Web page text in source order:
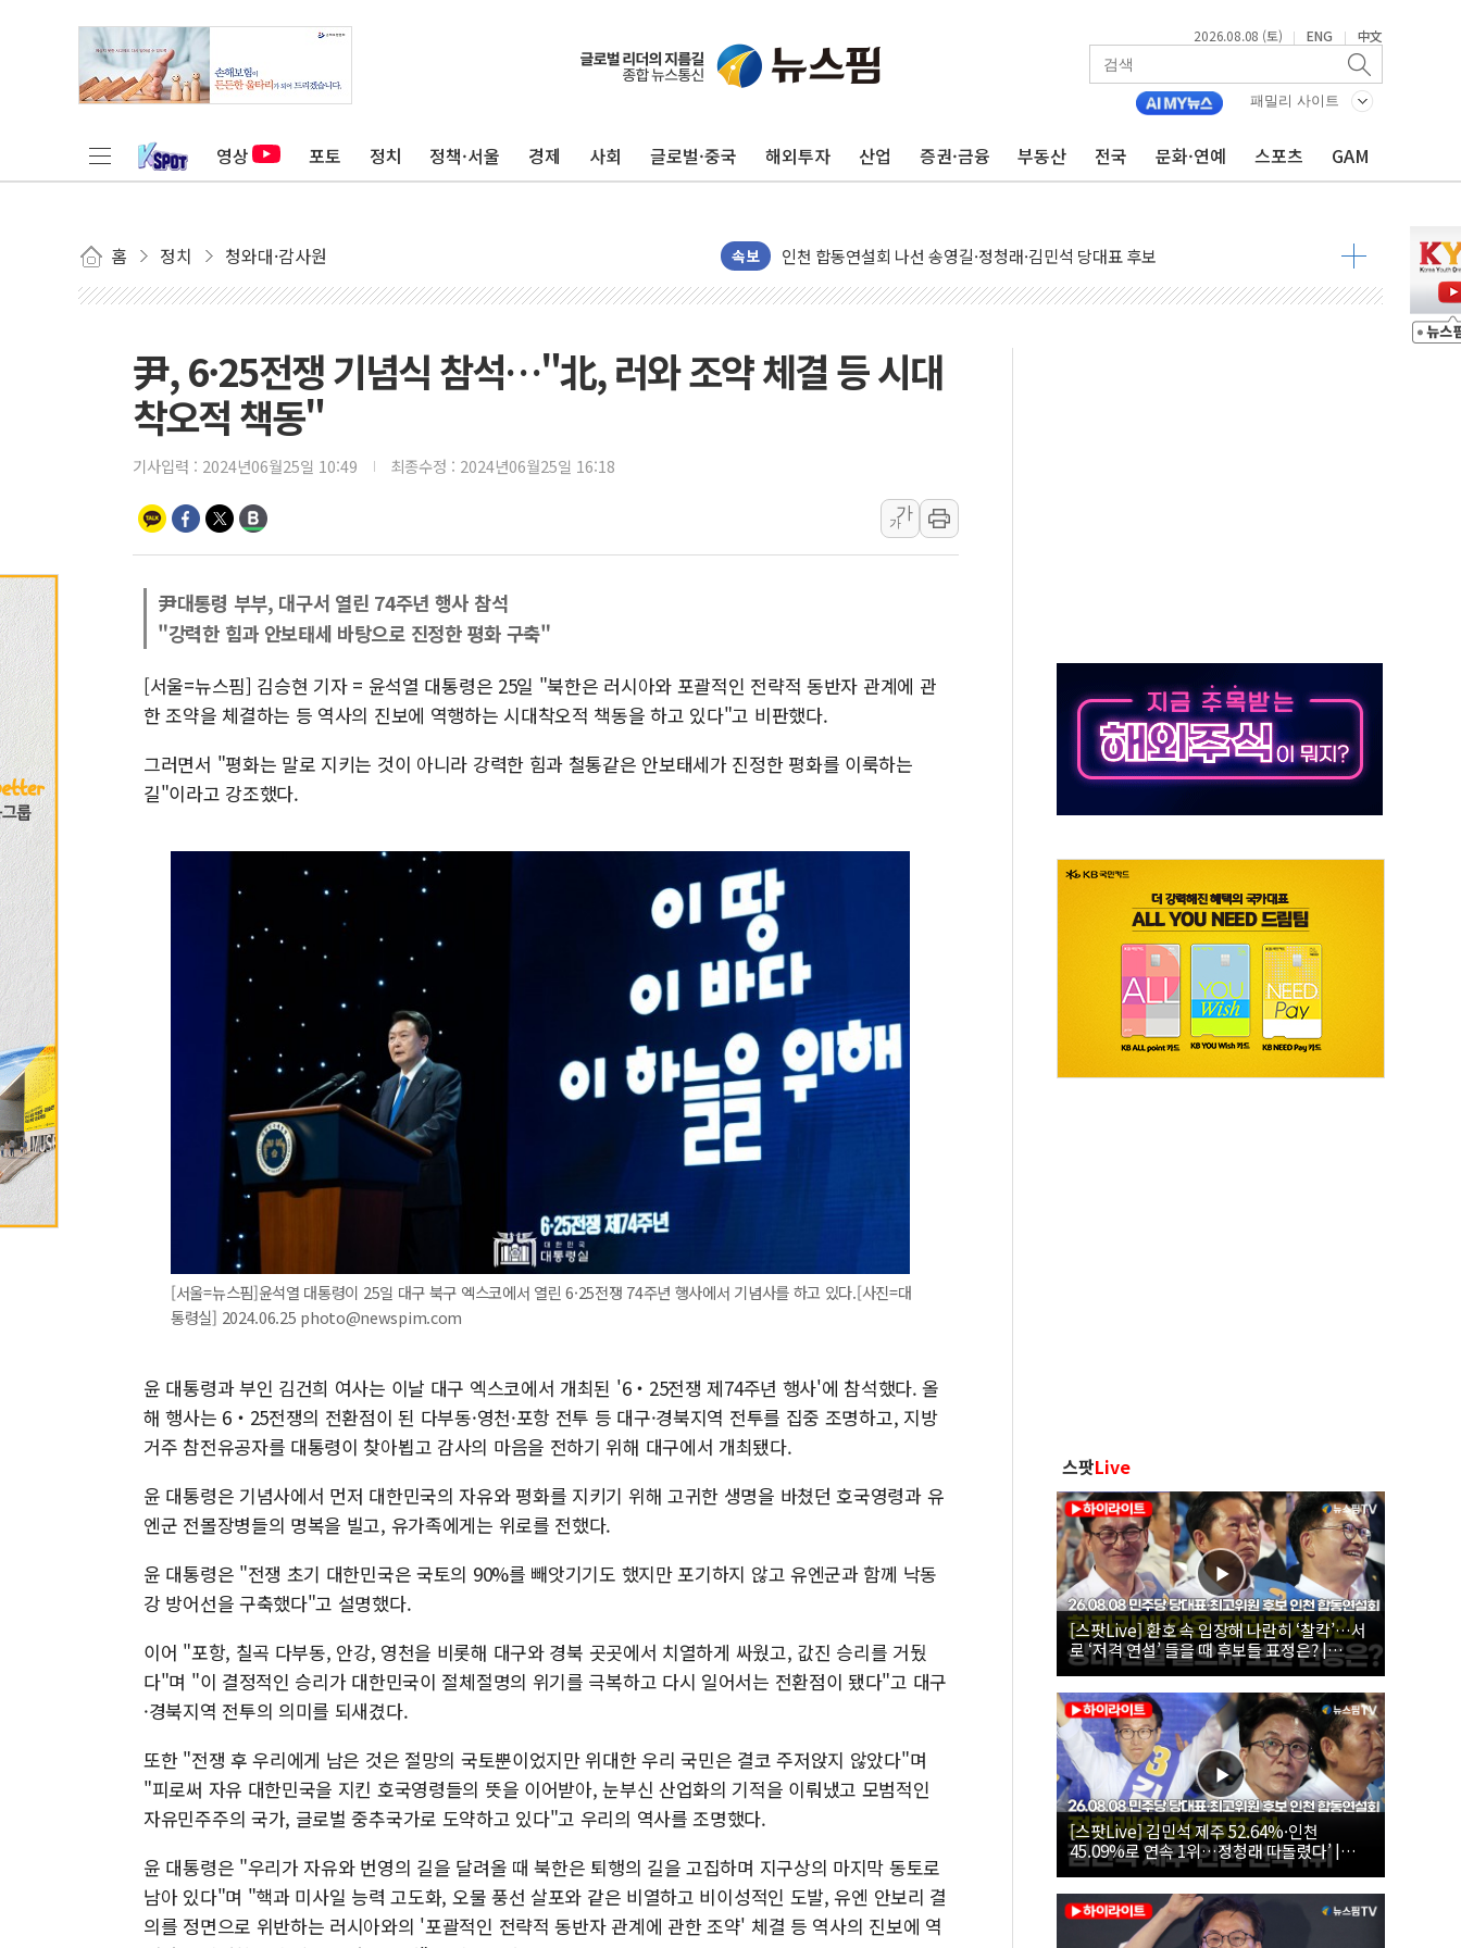
2026.08.08 (토) | ENG | 中文
패밀리 사이트
영상 포토 정치 정책·서울 경제 사회 글로벌·중국 해외투자 산업 증권·금융 부동산 전국 문화·연예 스포츠 GAM
홈 정치 청와대·감사원 속보
울진·영덕 '호우특보'-포항 '산사태 주의보'...경북도, 호우 피해·통제구간 없어
[종합] 김민석, 정청래에 '0.86%p' 차 재역전 성공...金 45.42% vs 鄭 44.56%
김민석, 2주차 제주·인천 경선서 정청래에 승리...47.75% vs 42.08%
인사하는 김민석 당대표 후보
[속보] 민주, 인천 경선 결과 발표...김민석 45.09% 정청래 43.27% 송영길 11.63%
[속보] 민주, 제주 경선 결과 발표...김민석 52.64% 정청래 39.89% 송영길 7.47%
폐기물 수거하다 참변…60대 환경미화원 수거차에 치여 사망
서울 중랑구 주택가서 흉기 난동…60대 남성 2명 숨져
인천 선재도 갯벌서 해루질 중 실종 60대 나흘만에 숨진 채 발견
인천서 말다툼 중 어머니 흉기 살해 10대 아들 체포
'화합' 꺼낸 김민석에 '뻔뻔' 받아친 정청래…제주 연설서 신경전 고조
李대통령, ISA 개편 재검토 지시…與 "적극 환영"·野 "졸속 국정"
尹, 6·25전쟁 기념식 참석…"北, 러와 조약 체결 등 시대
착오적 책동"
기사입력 : 2024년06월25일 10:49 최종수정 : 2024년06월25일 16:18
가
가
尹대통령 부부, 대구서 열린 74주년 행사 참석
"강력한 힘과 안보태세 바탕으로 진정한 평화 구축"
[서울=뉴스핌] 김승현 기자 = 윤석열 대통령은 25일 "북한은 러시아와 포괄적인 전략적 동반자 관계에 관
한 조약을 체결하는 등 역사의 진보에 역행하는 시대착오적 책동을 하고 있다"고 비판했다.
그러면서 "평화는 말로 지키는 것이 아니라 강력한 힘과 철통같은 안보태세가 진정한 평화를 이룩하는
길"이라고 강조했다.
[서울=뉴스핌]윤석열 대통령이 25일 대구 북구 엑스코에서 열린 6·25전쟁 74주년 행사에서 기념사를 하고 있다.[사진=대
통령실] 2024.06.25 photo@newspim.com
윤 대통령과 부인 김건희 여사는 이날 대구 엑스코에서 개최된 '6‧25전쟁 제74주년 행사'에 참석했다. 올
해 행사는 6‧25전쟁의 전환점이 된 다부동·영천·포항 전투 등 대구·경북지역 전투를 집중 조명하고, 지방
거주 참전유공자를 대통령이 찾아뵙고 감사의 마음을 전하기 위해 대구에서 개최됐다.
윤 대통령은 기념사에서 먼저 대한민국의 자유와 평화를 지키기 위해 고귀한 생명을 바쳤던 호국영령과 유
엔군 전몰장병들의 명복을 빌고, 유가족에게는 위로를 전했다.
윤 대통령은 "전쟁 초기 대한민국은 국토의 90%를 빼앗기기도 했지만 포기하지 않고 유엔군과 함께 낙동
강 방어선을 구축했다"고 설명했다.
이어 "포항, 칠곡 다부동, 안강, 영천을 비롯해 대구와 경북 곳곳에서 치열하게 싸웠고, 값진 승리를 거뒀
다"며 "이 결정적인 승리가 대한민국이 절체절명의 위기를 극복하고 다시 일어서는 전환점이 됐다"고 대구
·경북지역 전투의 의미를 되새겼다.
또한 "전쟁 후 우리에게 남은 것은 절망의 국토뿐이었지만 위대한 우리 국민은 결코 주저앉지 않았다"며
"피로써 자유 대한민국을 지킨 호국영령들의 뜻을 이어받아, 눈부신 산업화의 기적을 이뤄냈고 모범적인
자유민주주의 국가, 글로벌 중추국가로 도약하고 있다"고 우리의 역사를 조명했다.
윤 대통령은 "우리가 자유와 번영의 길을 달려올 때 북한은 퇴행의 길을 고집하며 지구상의 마지막 동토로
남아 있다"며 "핵과 미사일 능력 고도화, 오물 풍선 살포와 같은 비열하고 비이성적인 도발, 유엔 안보리 결
의를 정면으로 위반하는 러시아와의 '포괄적인 전략적 동반자 관계에 관한 조약' 체결 등 역사의 진보에 역
스팟Live
[스팟Live] 환호 속 입장해 나란히 ‘찰칵’…서
로 ‘저격 연설’ 들을 때 후보들 표정은? |
26.08.08 더불어민주당 당대표·최고위원 후
보 인천 합동연설회
[스팟Live] 김민석 제주 52.64%·인천
45.09%로 연속 1위…정청래 따돌렸다’ |
26.08.08 더불어민주당 당대표·최고위원 후
보 인천 합동연설회